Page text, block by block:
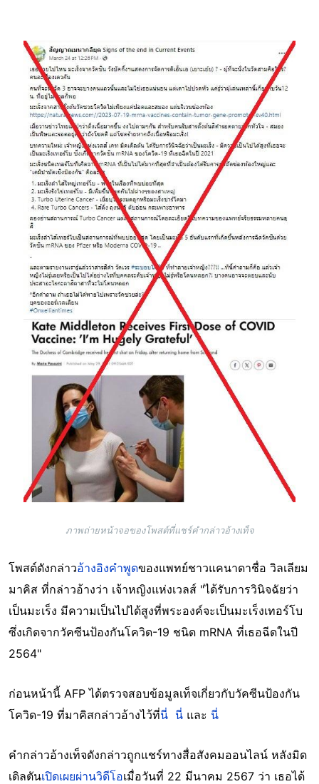
Image
ภาพถ่ายหน้าจอของโพสต์ที่แชร์คำกล่าวอ้างเท็จ
โพสต์ดังกล่าวอ้างอิงคำพูดของแพทย์ชาวแคนาดาชื่อ วิลเลียม
มาคิส ที่กล่าวอ้างว่า เจ้าหญิงแห่งเวลส์ "ได้รับการวินิจฉัยว่า
เป็นมะเร็ง มีความเป็นไปได้สูงที่พระองค์จะเป็นมะเร็งเทอร์โบ
ซึ่งเกิดจากวัคซีนป้องกันโควิด-19 ชนิด mRNA ที่เธอฉีดในปี
2564"
ก่อนหน้านี้ AFP ได้ตรวจสอบข้อมูลเท็จเกี่ยวกับวัคซีนป้องกัน
โควิด-19 ที่มาคิสกล่าวอ้างไว้ที่นี่ นี่ และ นี่
คำกล่าวอ้างเท็จดังกล่าวถูกแชร์ทางสื่อสังคมออนไลน์ หลังมิด
เดิลตันเปิดเผยผ่านวิดีโอเมื่อวันที่ 22 มีนาคม 2567 ว่า เธอได้